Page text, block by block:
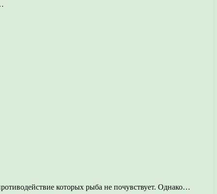
которых рыба не почувствует. Однако…